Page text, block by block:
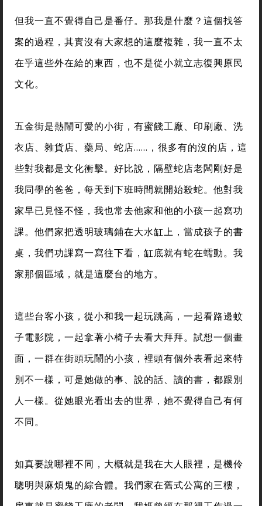
但我一直不覺得自己是番仔。那我是什麼？這個找答
案的過程，其實沒有大家想的這麼複雜，我一直不太
在乎這些外在給的東西，也不是從小就立志復興原民
文化。
五金街是熱鬧可愛的小街，有蜜餞工廠、印刷廠、洗
衣店、雜貨店、藥局、蛇店……，很多有的沒的店，這
些對我都是文化衝擊。好比說，隔壁蛇店老闆剛好是
我同學的爸爸，每天到下班時間就開始殺蛇。他對我
家早已見怪不怪，我也常去他家和他的小孩一起寫功
課。他們家把透明玻璃鋪在大水缸上，當成孩子的書
桌，我們功課寫一寫往下看，缸底就有蛇在蠕動。我
家那個區域，就是這麼台的地方。
這些台客小孩，從小和我一起玩跳高，一起看路邊蚊
子電影院，一起拿著小椅子去看大拜拜。試想一個畫
面，一群在街頭玩鬧的小孩，裡頭有個外表看起來特
別不一樣，可是她做的事、說的話、讀的書，都跟別
人一樣。從她眼光看出去的世界，她不覺得自己有何
不同。
如真要說哪裡不同，大概就是我在大人眼裡，是機伶
聰明與麻煩鬼的綜合體。我們家在舊式公寓的三樓，